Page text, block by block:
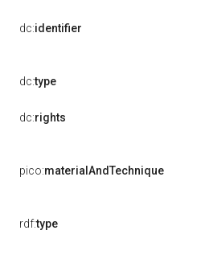
dc:identifier
dc:type
dc:rights
pico:materialAndTechnique
rdf:type